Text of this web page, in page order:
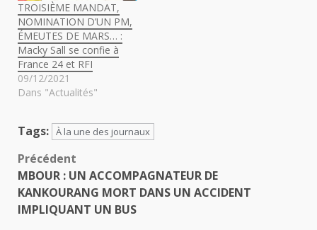
TROISIÈME MANDAT,
NOMINATION D’UN PM,
ÉMEUTES DE MARS… :
Macky Sall se confie à
France 24 et RFI
09/12/2021
Dans "Actualités"
Tags: À la une des journaux
Navigation
d’article
Précédent
MBOUR : UN ACCOMPAGNATEUR DE
KANKOURANG MORT DANS UN ACCIDENT
IMPLIQUANT UN BUS